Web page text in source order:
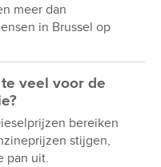
meer dan
in Brussel op
veel voor de
bereiken
stijgen,
pan uit.